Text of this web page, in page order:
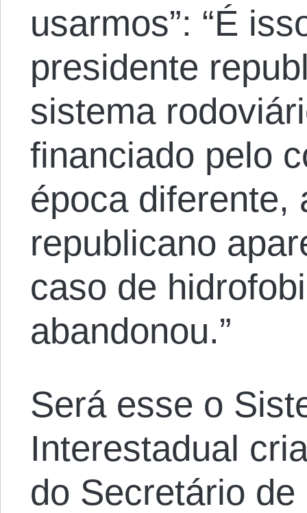
usarmos”: “É
presidente
sistema
financiado pelo
época diferente,
republicano
caso de
abandonou.”
Será esse o
Interestadual
do Secretário